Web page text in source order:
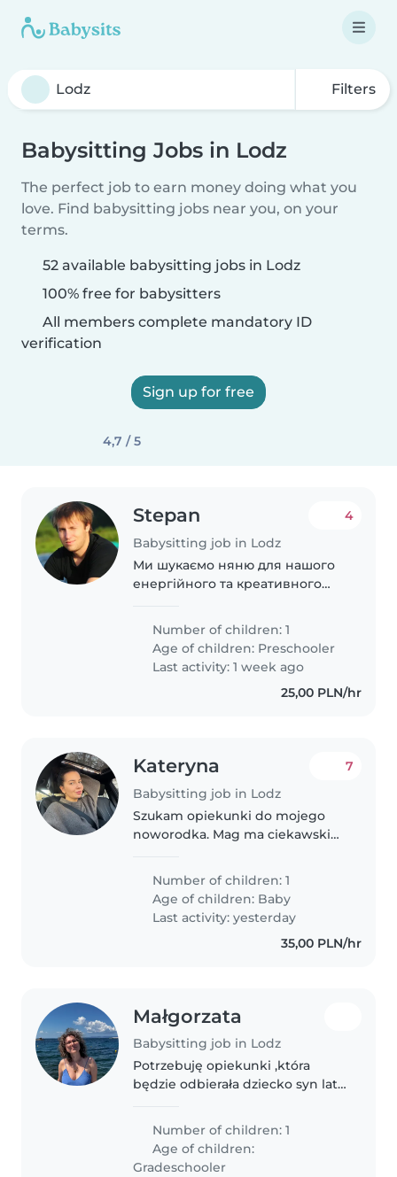
Filters
Babysitting Jobs in Lodz
The perfect job to earn money doing what you
love. Find babysitting jobs near you, on your
terms.
52 available babysitting jobs in Lodz
100% free for babysitters
All members complete mandatory ID
verification
Sign up for free
4,7 / 5
Stepan
Babysitting job in Lodz
4
Ми шукаємо няню для нашого
енергійного та креативного
грайливий і любить нові ігри та
активності. Ми будемо радими
зустрітися з вами, щоб
обговорити деталі..
Number of children: 1
Age of children: Preschooler
Last activity: 1 week ago
25,00 PLN/hr
Kateryna
Babysitting job in Lodz
7
Szukam opiekunki do mojego
noworodka. Mag ma ciekawski
zwierzętami domowymi.
Number of children: 1
Age of children: Baby
Last activity: yesterday
35,00 PLN/hr
Małgorzata
Babysitting job in Lodz
Potrzebuję opiekunki ,która
będzie odbierała dziecko syn lat
naszego domu. 3 razy w tygodniu
. Odbiór godzina 13.15. w wakacje
i 15.15 w roku szkolnym...
Number of children: 1
Age of children:
Gradeschooler